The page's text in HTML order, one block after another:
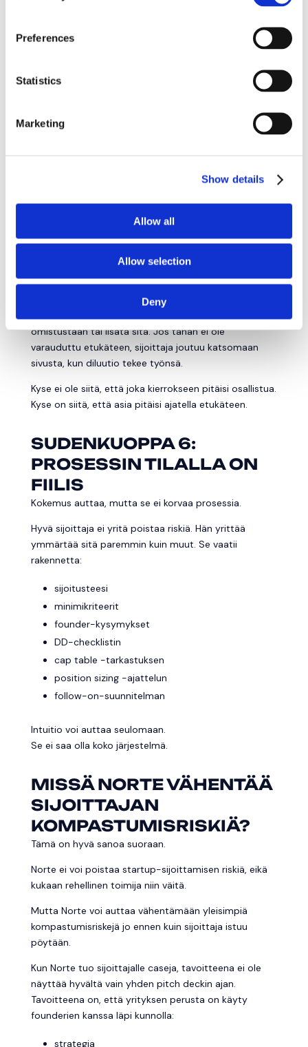
Preferences
Statistics
Marketing
Show details
Allow all
Allow selection
Deny
Esimerkiksi:
ymmärtää
vanhojen sijoittajien asemaa
SUDENKUOPPA 5:
FOLLOW-ON-KYKYÄ EI
MIETITÄ
Startup-sijoittaminen ei ole aina yksi päätös. Se voi
Jos yhtiö etenee hyvin, myöhemmät kierrokset voivat
omistustaan tai lisätä sitä. Jos tähän ei ole
varauduttu etukäteen, sijoittaja joutuu katsomaan
sivusta, kun diluutio tekee työnsä.
Kyse ei ole siitä, että joka kierrokseen pitäisi osallistua.
Kyse on siitä, että asia pitäisi ajatella etukäteen.
SUDENKUOPPA 6:
PROSESSIN TILALLA ON
FIILIS
Kokemus auttaa, mutta se ei korvaa prosessia.
Hyvä sijoittaja ei yritä poistaa riskiä. Hän yrittää
ymmärtää sitä paremmin kuin muut. Se vaatii
rakennetta:
sijoitusteesi
minimikriteerit
founder-kysymykset
DD-checklistin
cap table -tarkastuksen
position sizing -ajattelun
follow-on-suunnitelman
Intuitio voi auttaa seulomaan.
Se ei saa olla koko järjestelmä.
MISSÄ NORTE VÄHENTÄÄ
SIJOITTAJAN
KOMPASTUMISRISKIÄ?
Tämä on hyvä sanoa suoraan.
Norte ei voi poistaa startup-sijoittamisen riskiä, eikä
kukaan rehellinen toimija niin väitä.
Mutta Norte voi auttaa vähentämään yleisimpiä
kompastumisriskejä jo ennen kuin sijoittaja istuu
pöytään.
Kun Norte tuo sijoittajalle caseja, tavoitteena ei ole
näyttää hyvältä vain yhden pitch deckin ajan.
Tavoitteena on, että yrityksen perusta on käyty
founderien kanssa läpi kunnolla:
strategia